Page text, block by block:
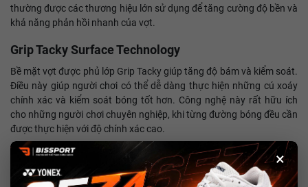
×
thường được các thương hiệu lớn sử dụng để tăng cường độ bền và
khả năng phản hồi nhanh của vợt.
Grip Tacky Surface Technology
Bề mặt vợt được phủ lớp Grip Tacky giúp tăng độ bám và kiểm soát.
Điều này giúp người chơi có thể dễ dàng thực hiện những cú xoáy
chính xác và kiểm soát bóng tốt hơn. Công nghệ này rất hữu ích
cho những người chơi chuyên nghiệp, khi từng đường bóng đều cần
được thực hiện với độ chính xác cao.
Lý do nên chọn Vợt Pickleball Lining
Hyperpower 20